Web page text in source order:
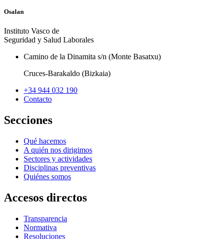
Osalan
Instituto Vasco de
Seguridad y Salud Laborales
Camino de la Dinamita s/n (Monte Basatxu)
Cruces-Barakaldo (Bizkaia)
+34 944 032 190
Contacto
Secciones
Qué hacemos
A quién nos dirigimos
Sectores y actividades
Disciplinas preventivas
Quiénes somos
Accesos directos
Transparencia
Normativa
Resoluciones